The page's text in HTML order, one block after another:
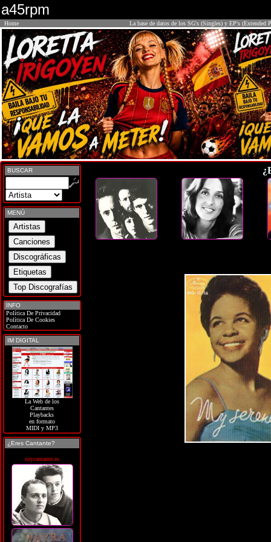
a45rpm
Home La base de datos de los SG's (Singles) y EP's (Extended
BUSCAR
MENÚ
INFO
Política De Privacidad
Política De Cookies
Contacto
IM DIGITAL
La Web de los
Cantantes
Playbacks
en formato
MIDI y MP3
¿Eres Cantante?
soycantante.es